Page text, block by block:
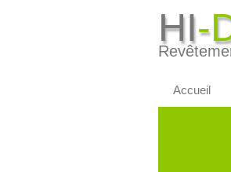
HI-
Accueil